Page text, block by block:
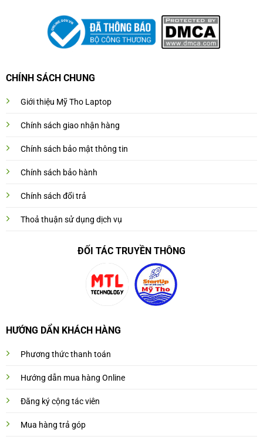
CHÍNH SÁCH CHUNG
Giới thiệu Mỹ Tho Laptop
Chính sách giao nhận hàng
Chính sách bảo mật thông tin
Chính sách bảo hành
Chính sách đổi trả
Thoả thuận sử dụng dịch vụ
ĐỐI TÁC TRUYỀN THÔNG
HƯỚNG DẨN KHÁCH HÀNG
Phương thức thanh toán
Hướng dẫn mua hàng Online
Đăng ký cộng tác viên
Mua hàng trả góp